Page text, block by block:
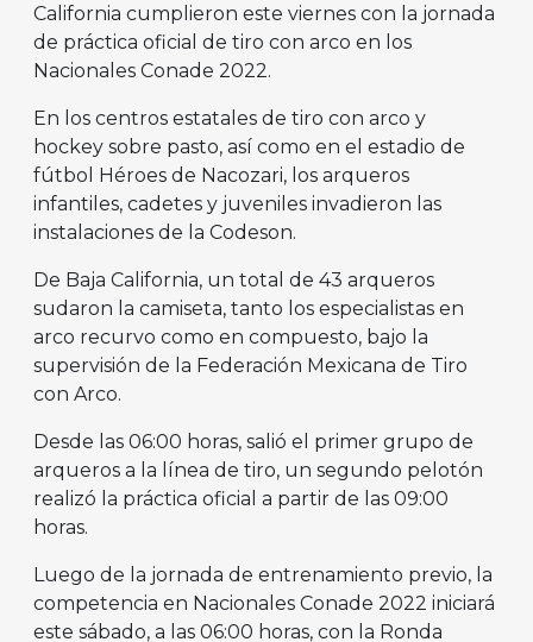
California cumplieron este viernes con la jornada
de práctica oficial de tiro con arco en los
Nacionales Conade 2022.
En los centros estatales de tiro con arco y
hockey sobre pasto, así como en el estadio de
fútbol Héroes de Nacozari, los arqueros
infantiles, cadetes y juveniles invadieron las
instalaciones de la Codeson.
De Baja California, un total de 43 arqueros
sudaron la camiseta, tanto los especialistas en
arco recurvo como en compuesto, bajo la
supervisión de la Federación Mexicana de Tiro
con Arco.
Desde las 06:00 horas, salió el primer grupo de
arqueros a la línea de tiro, un segundo pelotón
realizó la práctica oficial a partir de las 09:00
horas.
Luego de la jornada de entrenamiento previo, la
competencia en Nacionales Conade 2022 iniciará
este sábado, a las 06:00 horas, con la Ronda